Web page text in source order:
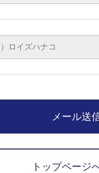
メール送
トップページ